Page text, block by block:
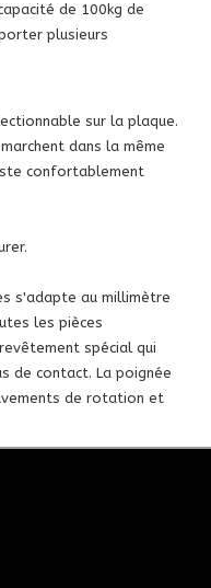
de 100kg de
plusieurs
sur la plaque.
dans la même
confortablement
s'adapte au millimètre
les pièces
spécial qui
de contact. La poignée
de rotation et